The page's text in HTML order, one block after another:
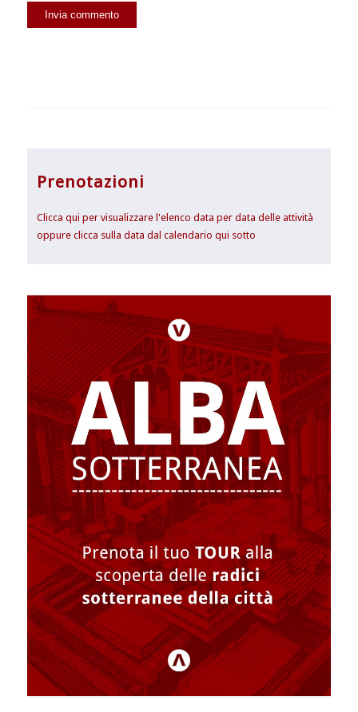
Prenotazioni
Clicca qui per visualizzare l'elenco data per data delle attività
oppure clicca sulla data dal calendario qui sotto